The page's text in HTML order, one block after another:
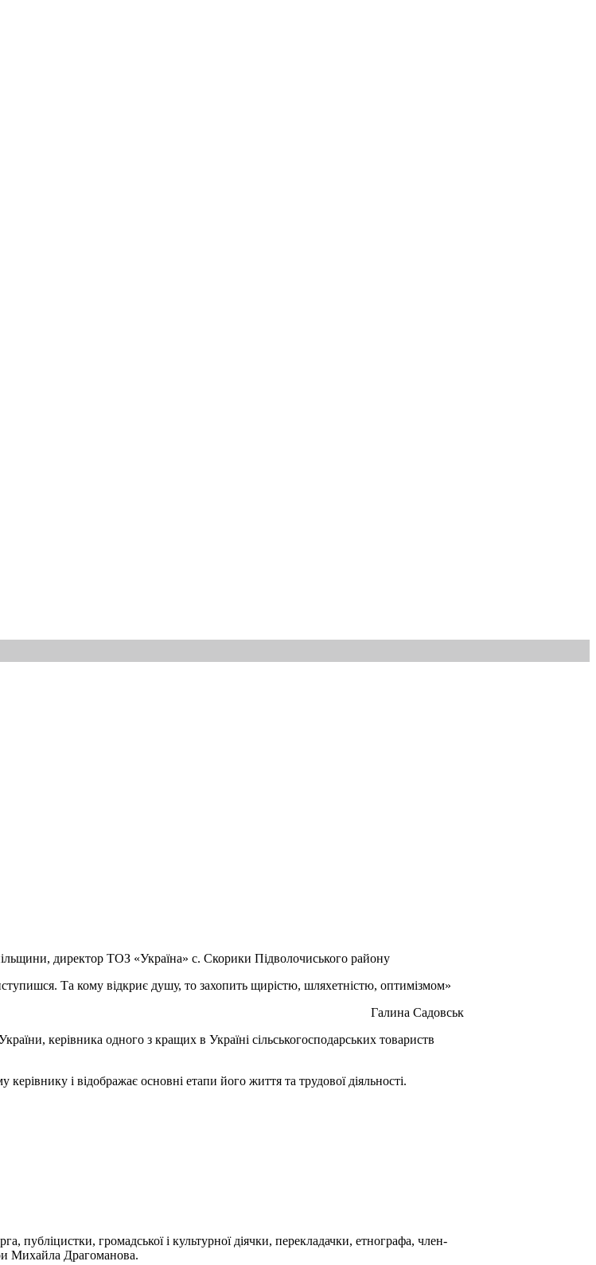
директор ТОЗ «Україна» с. Скорики Підволочиського району
Та кому відкриє душу, то захопить щирістю, шляхетністю, оптимізмом»
Галина Садовськ
керівника одного з кращих в Україні сільськогосподарських товариств
і відображає основні етапи його життя та трудової діяльності.
публіцистки, громадської і культурної діячки, перекладачки, етнографа, член-
Михайла Драгоманова.